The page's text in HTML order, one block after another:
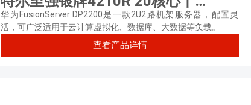
128GB 内存丨3块*600GB 10K SAS
硬盘丨SR430C-M 1G缓存阵列卡丨
900W冗余电源丨三年质保）
华为FusionServer DP2200是一款2U2路机架服务器，配置灵
活，可广泛适用于云计算虚拟化、数据库、大数据等负载。
查看产品详情